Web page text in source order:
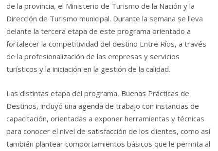
de la provincia, el Ministerio de Turismo de la Nación y la
Dirección de Turismo municipal. Durante la semana se lleva
delante la tercera etapa de este programa orientado a
fortalecer la competitividad del destino Entre Ríos, a través
de la profesionalización de las empresas y servicios
turísticos y la iniciación en la gestión de la calidad.
Las distintas etapa del programa, Buenas Prácticas de
Destinos, incluyó una agenda de trabajo con instancias de
capacitación, orientadas a exponer herramientas y técnicas
para conocer el nivel de satisfacción de los clientes, como así
también plantear comportamientos básicos que le permita al